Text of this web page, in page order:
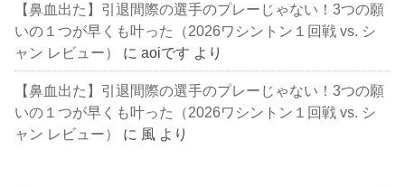
【鼻血出た】引退間際の選手のプレーじゃない！3つの願
いの１つが早くも叶った（2026ワシントン１回戦 vs. シ
ャン レビュー）
にaoiです より
【鼻血出た】引退間際の選手のプレーじゃない！3つの願
いの１つが早くも叶った（2026ワシントン１回戦 vs. シ
ャン レビュー）
に 風 より